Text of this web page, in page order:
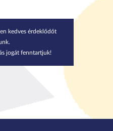
kedves érdeklődőt
jogát fenntartjuk!